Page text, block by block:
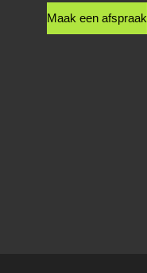
Maak een afspraak